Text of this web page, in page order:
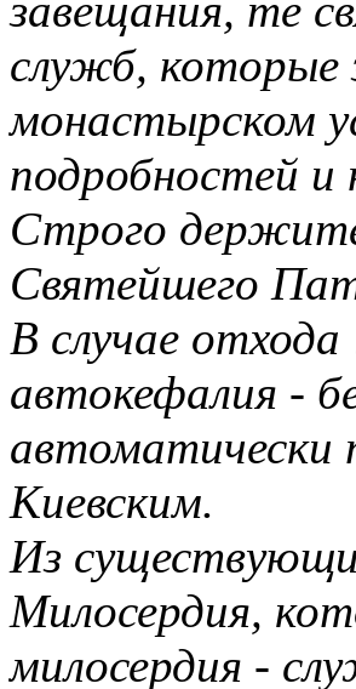
служб, которые
монастырском
подробностей и
Строго
Святейшего
В случае
автокефалия -
автоматически
Киевским.
Из
Милосердия,
милосердия -